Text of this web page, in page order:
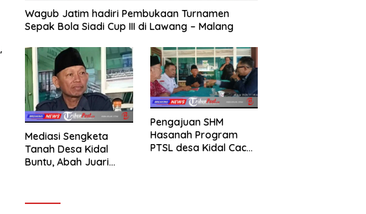
,
Wagub Jatim hadiri Pembukaan Turnamen
Sepak Bola Siadi Cup III di Lawang – Malang
Mediasi Sengketa
Tanah Desa Kidal
Buntu, Abah Juari
Jadikan Kesalahan
Pengajuan SHM
Hasanah Program
PTSL desa Kidal Cacat